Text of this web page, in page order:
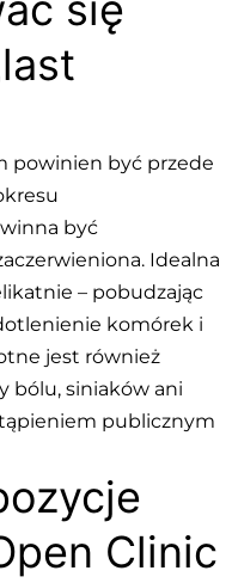
powinien być przede
być
Idealna
– pobudzając
komórek i
jest również
bólu, siniaków ani
publicznym
Clinic